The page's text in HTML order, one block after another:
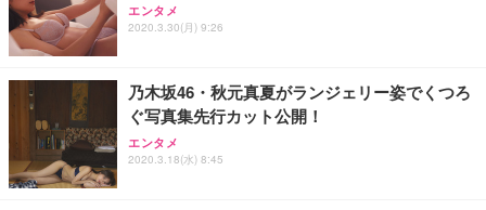
エンタメ
2020.3.30(月) 9:26
乃木坂46・秋元真夏がランジェリー姿でくつろ
ぐ写真集先行カット公開！
エンタメ
2020.3.18(水) 8:45